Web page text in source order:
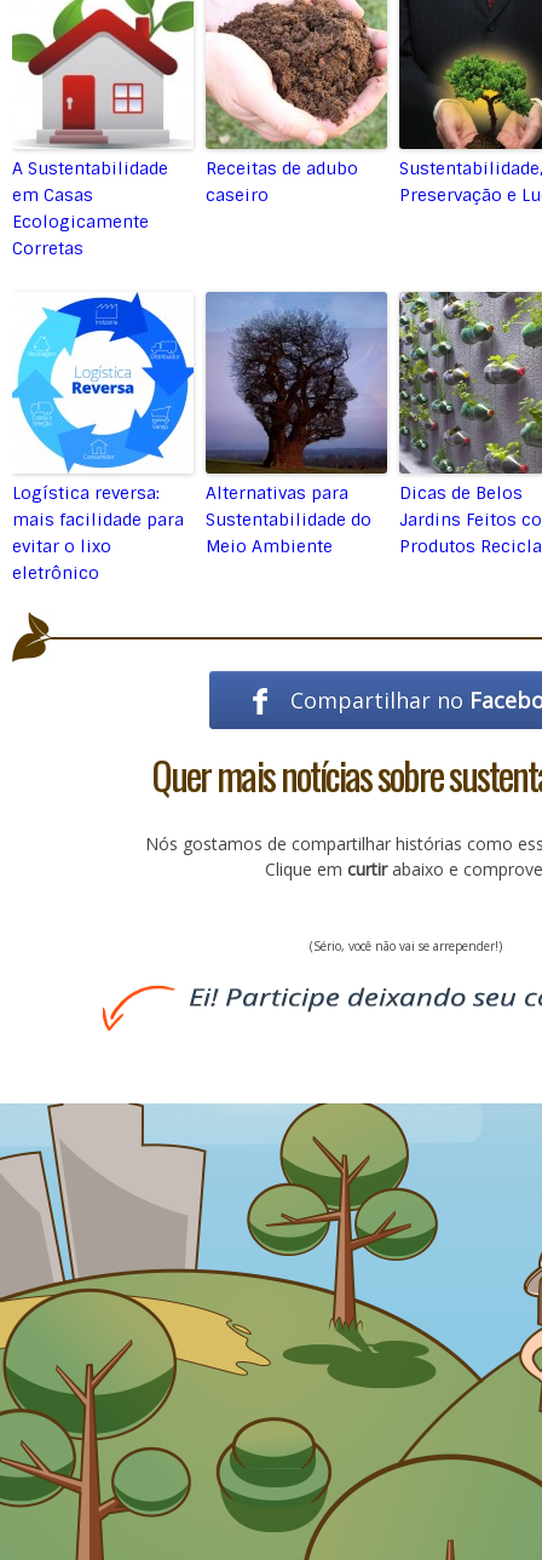
A Sustentabilidade
em Casas
Ecologicamente
Corretas
Receitas de adubo
caseiro
Sustentabilidade,
Preservação e
Logística reversa:
mais facilidade para
evitar o lixo
eletrônico
Alternativas para
Sustentabilidade do
Meio Ambiente
Dicas de Belos
Jardins Feitos
Produtos
Compartilhar no
Quer mais notícias sobre
Nós gostamos de compartilhar histórias como
Clique em curtirabaixo e
(Sério, você não vai se arrepender!)